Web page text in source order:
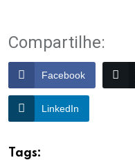
Compartilhe:
Facebook
LinkedIn
Tags: